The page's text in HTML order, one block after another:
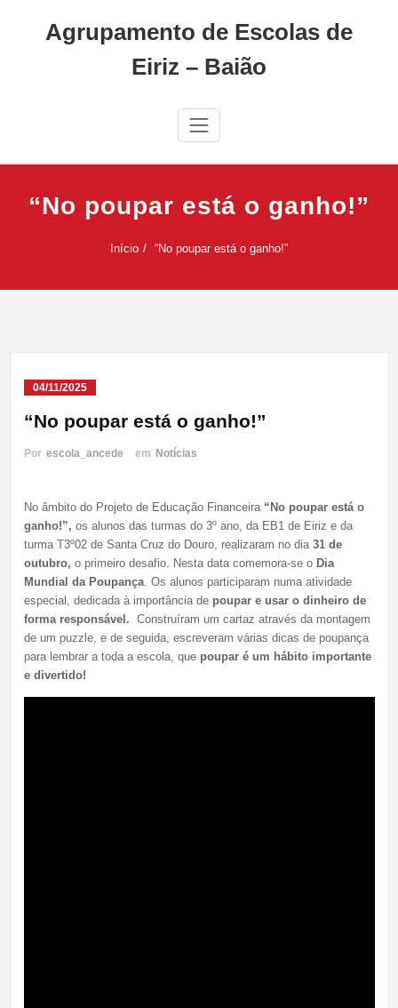
Agrupamento de Escolas de
Eiriz – Baião
“No poupar está o ganho!”
Início “No poupar está o ganho!”
04/11/2025
“No poupar está o ganho!”
Por escola_ancede em Notícias
No âmbito do Projeto de Educação Financeira “No poupar está o
ganho!”, os alunos das turmas do 3º ano, da EB1 de Eiriz e da
turma T3º02 de Santa Cruz do Douro, realizaram no dia 31 de
outubro, o primeiro desafio. Nesta data comemora-se o Dia
Mundial da Poupança. Os alunos participaram numa atividade
especial, dedicada à importância de poupar e usar o dinheiro de
forma responsável. Construíram um cartaz através da montagem
de um puzzle, e de seguida, escreveram várias dicas de poupança
para lembrar a toda a escola, que poupar é um hábito importante
e divertido!